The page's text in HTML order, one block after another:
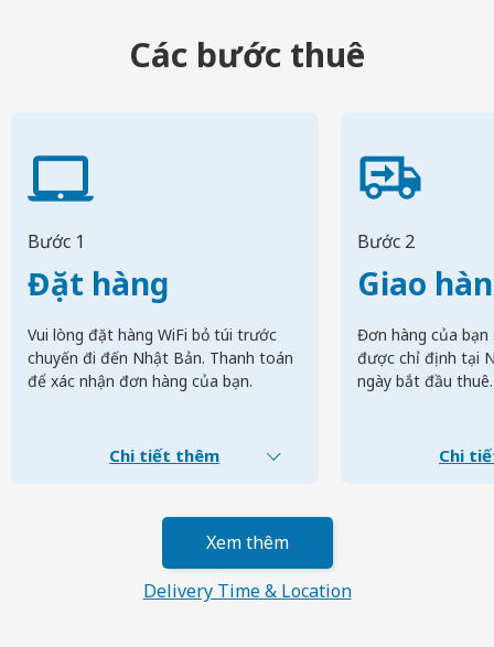
Các bước thuê
Bước 1
Đặt hàng
Vui lòng đặt hàng WiFi bỏ túi trước
chuyến đi đến Nhật Bản. Thanh toán
để xác nhận đơn hàng của bạn.
Chi tiết thêm
Bước 2
Giao
Đơn hàng của
được chỉ định tại
ngày bắt đầu thuê.
Chi
Xem thêm
Delivery Time & Location